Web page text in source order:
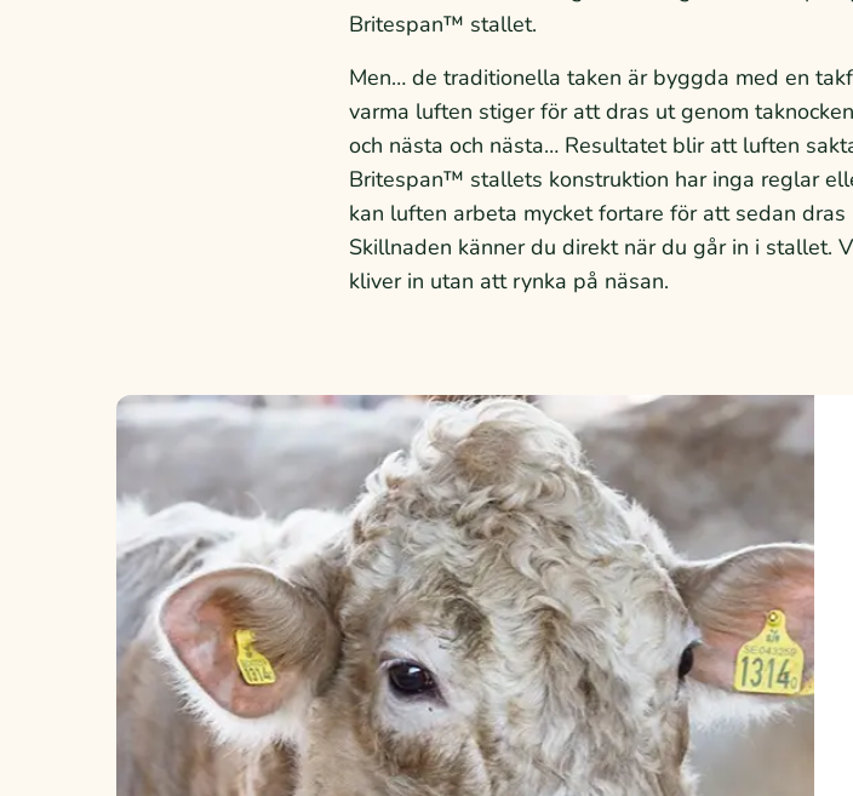
Britespan™ stallet.
Men… de traditionella taken är byggda med en
varma luften stiger för att dras ut genom
och nästa och nästa… Resultatet blir att luften
Britespan™ stallets konstruktion har inga reglar
kan luften arbeta mycket fortare för att sedan
Skillnaden känner du direkt när du går in i stallet.
kliver in utan att rynka på näsan.